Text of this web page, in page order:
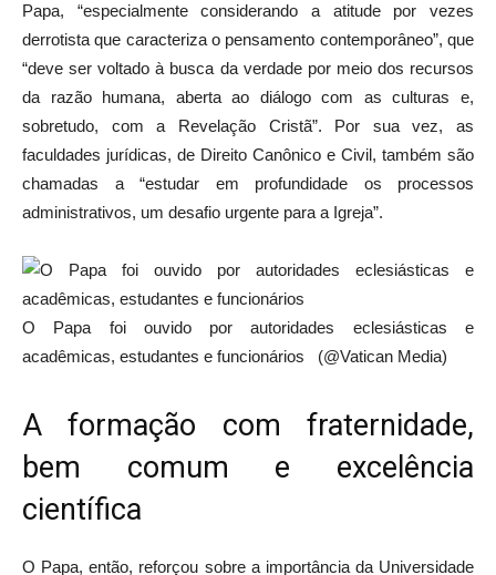
Papa, “especialmente considerando a atitude por vezes
derrotista que caracteriza o pensamento contemporâneo”, que
“deve ser voltado à busca da verdade por meio dos recursos
da razão humana, aberta ao diálogo com as culturas e,
sobretudo, com a Revelação Cristã”. Por sua vez, as
faculdades jurídicas, de Direito Canônico e Civil, também são
chamadas a “estudar em profundidade os processos
administrativos, um desafio urgente para a Igreja”.
O Papa foi ouvido por autoridades eclesiásticas e
acadêmicas, estudantes e funcionários (@Vatican Media)
A formação com fraternidade,
bem comum e excelência
científica
O Papa, então, reforçou sobre a importância da Universidade